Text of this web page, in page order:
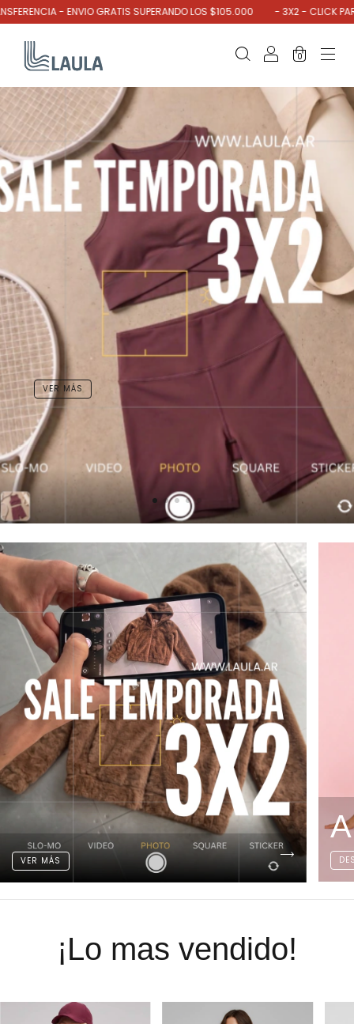
- ENVIO GRATIS SUPERANDO LOS $105.000 - 3X2 - CLICK PARA VER
0
VER MÁS
VER MÁS
¡Lo mas vendido!